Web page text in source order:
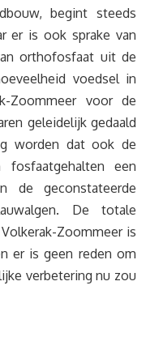
begint steeds
er is ook sprake van
orthofosfaat uit de
voedsel in
Zoommeer voor de
geleidelijk gedaald
worden dat ook de
een
de geconstateerde
De totale
Zoommeer is
er is geen reden om
verbetering nu zou